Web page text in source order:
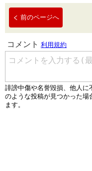
前のページへ